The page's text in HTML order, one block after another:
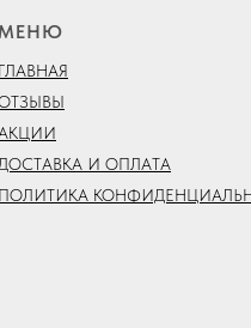
МЕНЮ
ГЛАВНАЯ
АКЦИИ
ДОСТАВКА И ОПЛАТА
ПОЛИТИКА